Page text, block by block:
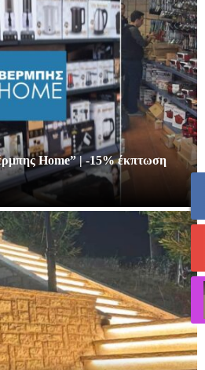
Home” | -15% έκπτωση